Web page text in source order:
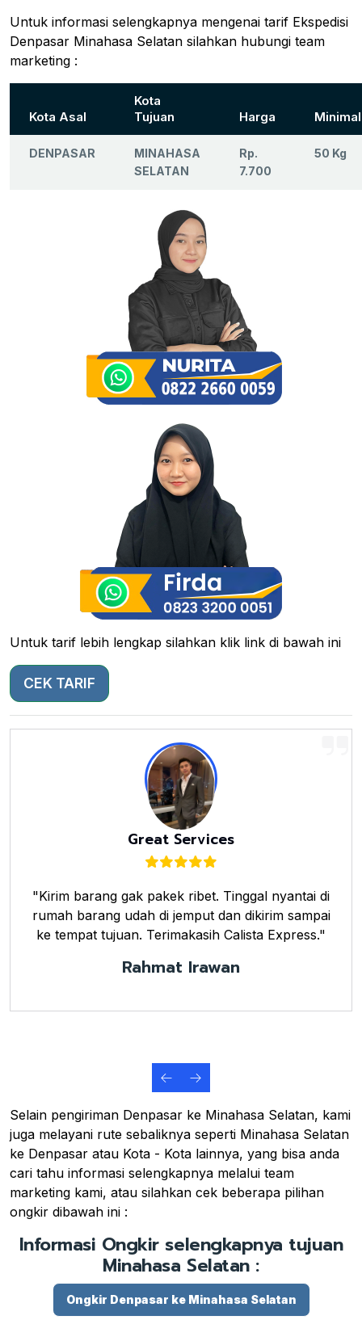
Untuk informasi selengkapnya mengenai tarif Ekspedisi
Denpasar Minahasa Selatan silahkan hubungi team
marketing :
Kota Asal
Kota
Tujuan
Harga Minimal
DENPASAR
MINAHASA
SELATAN
Rp.
7.700
50 Kg
Untuk tarif lebih lengkap silahkan klik link di bawah ini
CEK TARIF
Great Services
"Kirim barang gak pakek ribet. Tinggal nyantai di
rumah barang udah di jemput dan dikirim sampai
ke tempat tujuan. Terimakasih Calista Express."
Rahmat Irawan
Selain pengiriman Denpasar ke Minahasa Selatan, kami
juga melayani rute sebaliknya seperti Minahasa Selatan
ke Denpasar atau Kota - Kota lainnya, yang bisa anda
cari tahu informasi selengkapnya melalui team
marketing kami, atau silahkan cek beberapa pilihan
ongkir dibawah ini :
Informasi Ongkir selengkapnya tujuan
Minahasa Selatan :
Ongkir Denpasar ke Minahasa Selatan